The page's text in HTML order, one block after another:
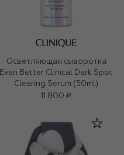
Осветляющая сыворотка
Even Better Clinical Dark Spot
Clearing Serum (50ml)
11 800 ₽